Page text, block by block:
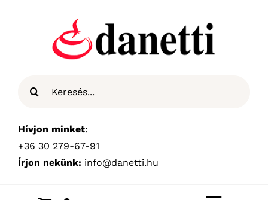
Hívjon minket:
+36 30 279-67-91
Írjon nekünk: info@danetti.hu